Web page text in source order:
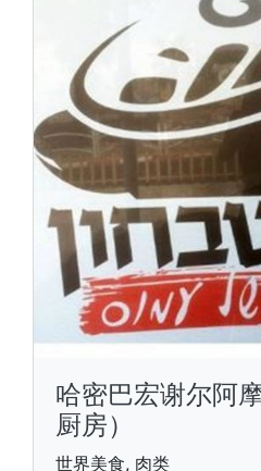
哈密巴宏谢尔阿
厨房）
世界美食, 肉类